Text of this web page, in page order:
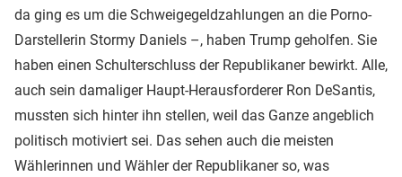
da ging es um die Schweigegeldzahlungen an die Porno-
Darstellerin Stormy Daniels –, haben Trump geholfen. Sie
haben einen Schulterschluss der Republikaner bewirkt. Alle,
auch sein damaliger Haupt-Herausforderer Ron DeSantis,
mussten sich hinter ihn stellen, weil das Ganze angeblich
politisch motiviert sei. Das sehen auch die meisten
Wählerinnen und Wähler der Republikaner so, was